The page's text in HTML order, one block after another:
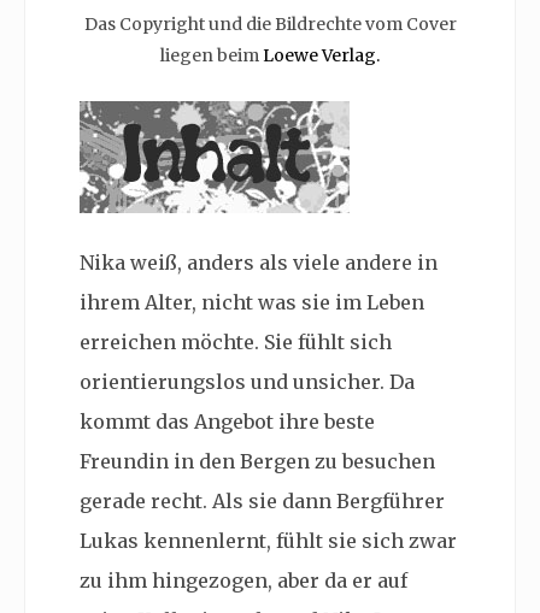
Das Copyright und die Bildrechte vom Cover
liegen beimLoewe Verlag.
Nika weiß, anders als viele andere in
ihrem Alter, nicht was sie im Leben
erreichen möchte. Sie fühlt sich
orientierungslos und unsicher. Da
kommt das Angebot ihre beste
Freundin in den Bergen zu besuchen
gerade recht. Als sie dann Bergführer
Lukas kennenlernt, fühlt sie sich zwar
zu ihm hingezogen, aber da er auf